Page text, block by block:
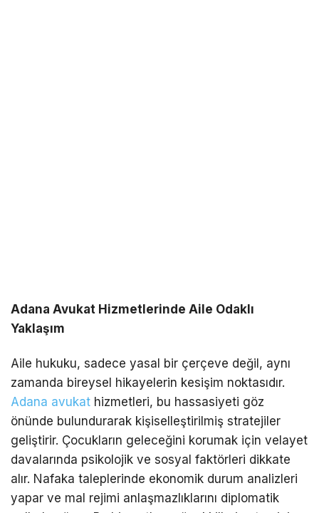
Adana Avukat Hizmetlerinde Aile Odaklı
Yaklaşım
Aile hukuku, sadece yasal bir çerçeve değil, aynı
zamanda bireysel hikayelerin kesişim noktasıdır.
Adana avukat hizmetleri, bu hassasiyeti göz
önünde bulundurarak kişiselleştirilmiş stratejiler
geliştirir. Çocukların geleceğini korumak için velayet
davalarında psikolojik ve sosyal faktörleri dikkate
alır. Nafaka taleplerinde ekonomik durum analizleri
yapar ve mal rejimi anlaşmazlıklarını diplomatik